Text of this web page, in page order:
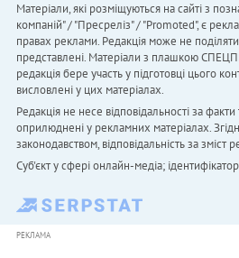
Матеріали, які розміщуються на сайті з
компаній" / "Пресреліз" / "Promoted", є
правах реклами. Редакція може не
представлені. Матеріали з плашкою
редакція бере участь у підготовці цього
висловлені у цих матеріалах.
Редакція не несе відповідальності за
оприлюднені у рекламних матеріалах.
законодавством, відповідальність за
Cуб'єкт у сфері онлайн-медіа;
РЕКЛАМА